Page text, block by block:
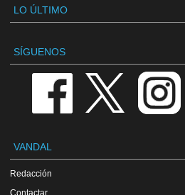
LO ÚLTIMO
SÍGUENOS
VANDAL
Redacción
Contactar